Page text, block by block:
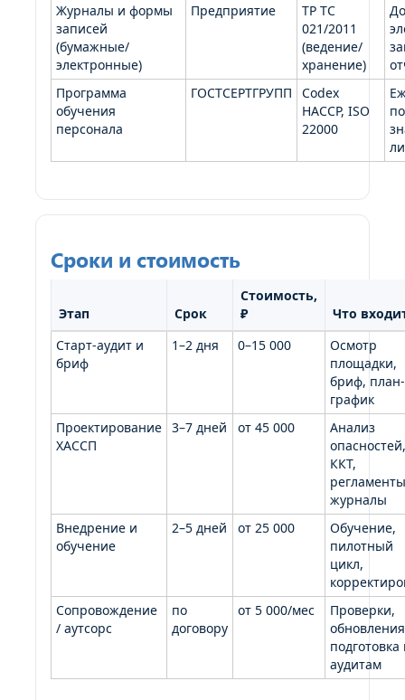
Журналы и формы
записей
(бумажные/
электронные)
Предприятие
ТР ТС
021/2011
(ведение/
хранение)
Программа
обучения
персонала
ГОСТСЕРТГРУПП
Codex
HACCP, ISO
22000
Сроки и стоимость
Этап Срок
Стоимость,
₽
Что
Старт-аудит и
бриф
1–2 дня 0–15 000
Осмотр
площадки,
бриф, план-
график
Проектирование
ХАССП
3–7 дней от 45 000
Анализ
опасностей,
ККТ,
журналы
Внедрение и
обучение
2–5 дней от 25 000
Обучение,
пилотный
цикл,
Сопровождение
/ аутсорс
по
договору
от 5 000/мес
Проверки,
подготовка
аудитам